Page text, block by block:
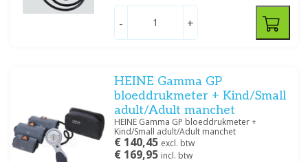
- +
HEINE Gamma GP
bloeddrukmeter + Kind/Small
adult/Adult manchet
HEINE Gamma GP bloeddrukmeter +
Kind/Small adult/Adult manchet
€ 140,45 excl. btw
€ 169,95 incl. btw